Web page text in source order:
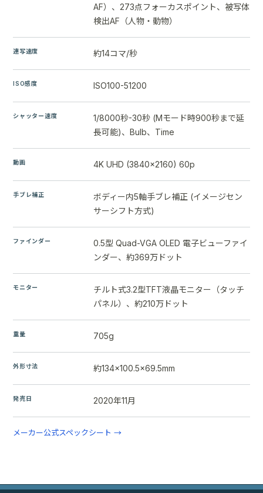
AF）、273点フォーカスポイント、被写体
検出AF（人物・動物）
連写速度 約14コマ/秒
ISO感度 ISO100-51200
シャッター速度
1/8000秒-30秒 (Mモード時900秒まで延
長可能)、Bulb、Time
動画 4K UHD (3840x2160) 60p
手ブレ補正
ボディー内5軸手ブレ補正 (イメージセン
サーシフト方式)
ファインダー
0.5型 Quad-VGA OLED 電子ビューファイ
ンダー、約369万ドット
モニター
チルト式3.2型TFT液晶モニター（タッチ
パネル）、約210万ドット
重量 705g
外形寸法 約134×100.5×69.5mm
発売日 2020年11月
メーカー公式スペックシート →